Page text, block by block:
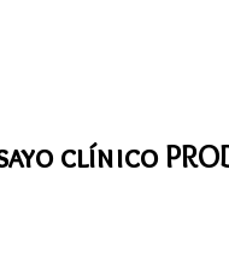
clínico